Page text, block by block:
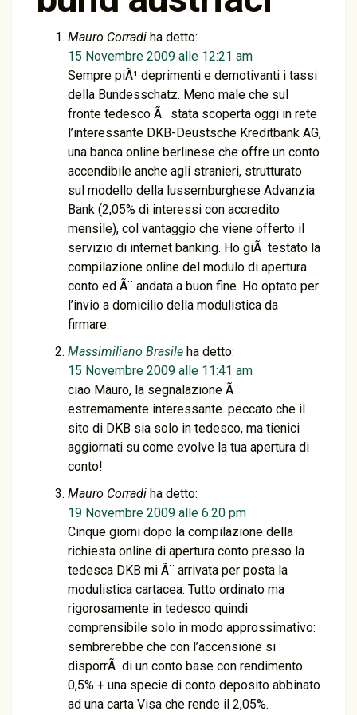
Mauro Corradi ha detto:
15 Novembre 2009 alle 12:21 am
Sempre piÃ¹ deprimenti e demotivanti i tassi
della Bundesschatz. Meno male che sul
fronte tedesco Ã¨ stata scoperta oggi in rete
l’interessante DKB-Deustsche Kreditbank AG,
una banca online berlinese che offre un conto
accendibile anche agli stranieri, strutturato
sul modello della lussemburghese Advanzia
Bank (2,05% di interessi con accredito
mensile), col vantaggio che viene offerto il
servizio di internet banking. Ho giÃ testato la
compilazione online del modulo di apertura
conto ed Ã¨ andata a buon fine. Ho optato per
l’invio a domicilio della modulistica da
firmare.
Massimiliano Brasile ha detto:
15 Novembre 2009 alle 11:41 am
ciao Mauro, la segnalazione Ã¨
estremamente interessante. peccato che il
sito di DKB sia solo in tedesco, ma tienici
aggiornati su come evolve la tua apertura di
conto!
Mauro Corradi ha detto:
19 Novembre 2009 alle 6:20 pm
Cinque giorni dopo la compilazione della
richiesta online di apertura conto presso la
tedesca DKB mi Ã¨ arrivata per posta la
modulistica cartacea. Tutto ordinato ma
rigorosamente in tedesco quindi
comprensibile solo in modo approssimativo:
sembrerebbe che con l’accensione si
disporrÃ di un conto base con rendimento
0,5% + una specie di conto deposito abbinato
ad una carta Visa che rende il 2,05%.